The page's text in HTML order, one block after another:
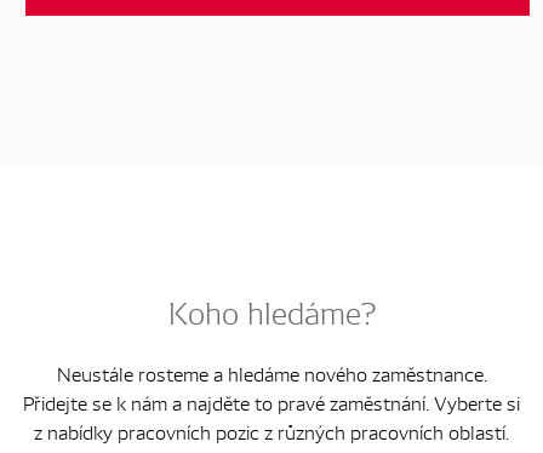
Koho hledáme?
Neustále rosteme a hledáme nového zaměstnance.
Přidejte se k nám a najděte to pravé zaměstnání. Vyberte si
z nabídky pracovních pozic z různých pracovních oblastí.